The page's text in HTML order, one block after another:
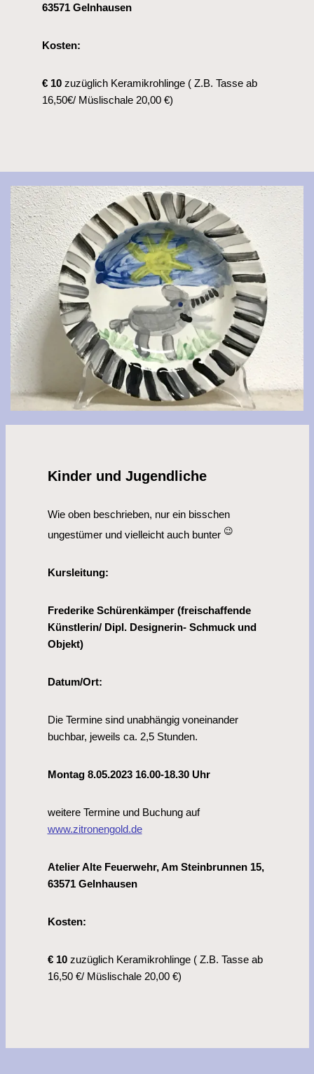
63571 Gelnhausen
Kosten:
€ 10 zuzüglich Keramikrohlinge ( Z.B. Tasse ab
16,50€/ Müslischale 20,00 €)
Kinder und Jugendliche
Wie oben beschrieben, nur ein bisschen
ungestümer und vielleicht auch bunter 😉
Kursleitung:
Frederike Schürenkämper (freischaffende
Künstlerin/ Dipl. Designerin- Schmuck und
Objekt)
Datum/Ort:
Die Termine sind unabhängig voneinander
buchbar, jeweils ca. 2,5 Stunden.
Montag 8.05.2023 16.00-18.30 Uhr
weitere Termine und Buchung auf
www.zitronengold.de
Atelier Alte Feuerwehr, Am Steinbrunnen 15,
63571 Gelnhausen
Kosten:
€ 10zuzüglich Keramikrohlinge ( Z.B. Tasse ab
16,50 €/ Müslischale 20,00 €)